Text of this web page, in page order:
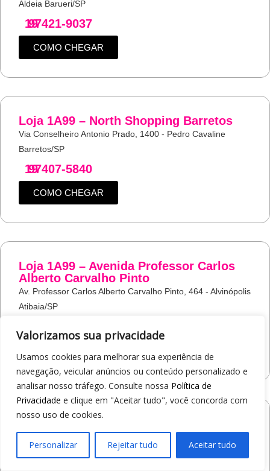
Valorizamos sua privacidade
Usamos cookies para melhorar sua experiência de
navegação, veicular anúncios ou conteúdo personalizado e
analisar nosso tráfego. Consulte nossa Política de
Privacidade e clique em "Aceitar tudo", você concorda com
nosso uso de cookies.
Personalizar Rejeitar tudo Aceitar tudo
Aldeia Barueri/SP
19
97421-9037
COMO CHEGAR
Loja 1A99 – North Shopping Barretos
Via Conselheiro Antonio Prado, 1400 - Pedro Cavaline
Barretos/SP
19
97407-5840
COMO CHEGAR
Loja 1A99 – Avenida Professor Carlos
Alberto Carvalho Pinto
Av. Professor Carlos Alberto Carvalho Pinto, 464 - Alvinópolis
Atibaia/SP